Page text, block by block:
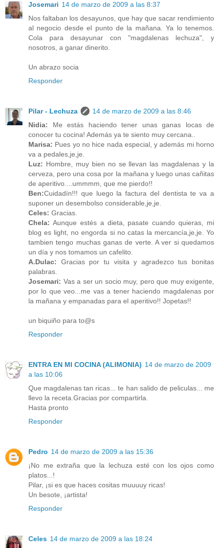
Josemari 14 de marzo de 2009 a las 8:37
Nos faltaban los desayunos, que hay que sacar rendimiento
al negocio desde el punto de la mañana. Ya lo tenemos.
Cola para desayunar con "magdalenas lechuza", y
nosotros, a ganar dinerito.
Un abrazo socia
Responder
Pilar - Lechuza
14 de marzo de 2009 a las 8:46
Nidia: Me estás haciendo tener unas ganas locas de
conocer tu cocina! Además ya te siento muy cercana..
Marisa: Pues yo no hice nada especial, y además mi horno
va a pedales,je,je.
Luz: Hombre, muy bien no se llevan las magdalenas y la
cerveza, pero una cosa por la mañana y luego unas cañitas
de aperitivo....ummmm, que me pierdo!!
Ben:Cuidadín!!! que luego la factura del dentista te va a
suponer un desembolso considerable,je,je.
Celes: Gracias.
Chela: Aunque estés a dieta, pasate cuando quieras, mi
blog es light, no engorda si no catas la mercancía,je,je. Yo
tambien tengo muchas ganas de verte. A ver si quedamos
un día y nos tomamos un cafelito.
A.Dulac: Gracias por tu visita y agradezco tus bonitas
palabras.
Josemari: Vas a ser un socio muy, pero que muy exigente,
por lo que veo...me vas a tener haciendo magdalenas por
la mañana y empanadas para el aperitivo!! Jopetas!!
un biquiño para to@s
Responder
ENTRA EN MI COCINA (ALIMONIA) 14 de marzo de 2009
a las 10:06
Que magdalenas tan ricas... te han salido de peliculas... me
llevo la receta.Gracias por compartirla.
Hasta pronto
Responder
Pedro 14 de marzo de 2009 a las 15:36
¡No me extraña que la lechuza esté con los ojos como
platos...!
Pilar, ¡si es que haces cositas muuuuy ricas!
Un besote, ¡artista!
Responder
Celes 14 de marzo de 2009 a las 18:24